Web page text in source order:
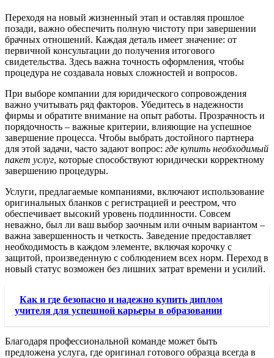
Переходя на новый жизненный этап и оставляя прошлое
позади, важно обеспечить полную чистоту при завершении
брачных отношений. Каждая деталь имеет значение: от
первичной консультации до получения итогового
свидетельства. Здесь важна точность оформления, чтобы
процедура не создавала новых сложностей и вопросов.
При выборе компании для юридического сопровождения
важно учитывать ряд факторов. Убедитесь в надежности
фирмы и обратите внимание на опыт работы. Прозрачность и
порядочность – важные критерии, влияющие на успешное
завершение процесса. Чтобы выбрать достойного партнера
для этой задачи, часто задают вопрос: где купить необходимый
пакет услуг, которые способствуют юридически корректному
завершению процедуры.
Услуги, предлагаемые компаниями, включают использование
оригинальных бланков с регистрацией и реестром, что
обеспечивает высокий уровень подлинности. Совсем
неважно, был ли ваш выбор заочным или очным вариантом –
важна завершенность и четкость. Заведение предоставляет
необходимость в каждом элементе, включая корочку с
защитой, произведенную с соблюдением всех норм. Переход в
новый статус возможен без лишних затрат времени и усилий.
Как и где безопасно и надежно купить диплом
учителя для успешной карьеры в образовании
Благодаря профессиональной команде может быть
предложена услуга, где оригинал готового образца всегда в